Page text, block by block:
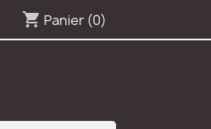
shopping_cart Panier (0)